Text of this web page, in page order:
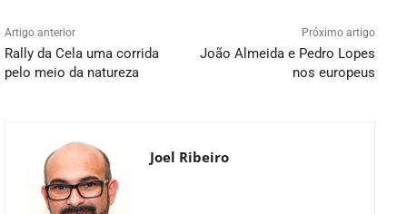
Artigo anterior
Rally da Cela uma corrida
pelo meio da natureza
Próximo artigo
João Almeida e Pedro Lopes
nos europeus
Joel Ribeiro